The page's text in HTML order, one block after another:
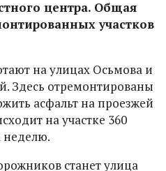
центра. Общая
участков
на улицах Осьмова и
Здесь отремонтированы
асфальт на проезжей
на участке 360
неделю.
станет улица